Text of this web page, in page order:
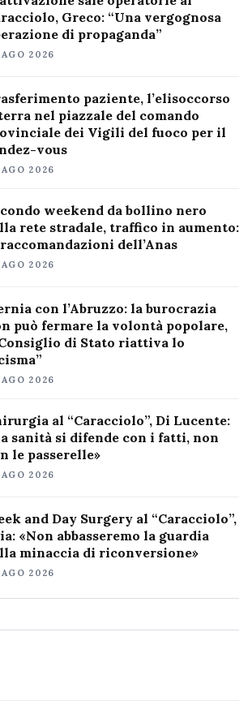
Greco: “Una vergognosa
di propaganda”
2026
paziente, l’elisoccorso
nel piazzale del comando
dei Vigili del fuoco per il
vous
2026
weekend da bollino nero
rete stradale, traffico in aumento:
dell’Anas
2026
con l’Abruzzo: la burocrazia
può fermare la volontà popolare,
di Stato riattiva lo
2026
al “Caracciolo”, Di Lucente:
sanità si difende con i fatti, non
le passerelle»
2026
and Day Surgery al “Caracciolo”,
«Non abbasseremo la guardia
minaccia di riconversione»
2026